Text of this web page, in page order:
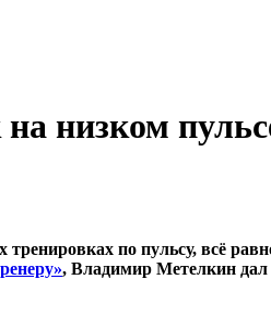
низком
по пульсу, всё
, Владимир Метелкин